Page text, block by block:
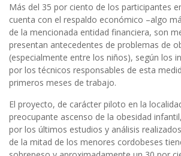
Más del 35 por ciento de los participantes
cuenta con el respaldo económico –algo
de la mencionada entidad financiera, son
presentan antecedentes de problemas de
(especialmente entre los niños), según los
por los técnicos responsables de esta
primeros meses de trabajo.
El proyecto, de carácter piloto en la
preocupante ascenso de la obesidad
por los últimos estudios y análisis
de la mitad de los menores cordobeses